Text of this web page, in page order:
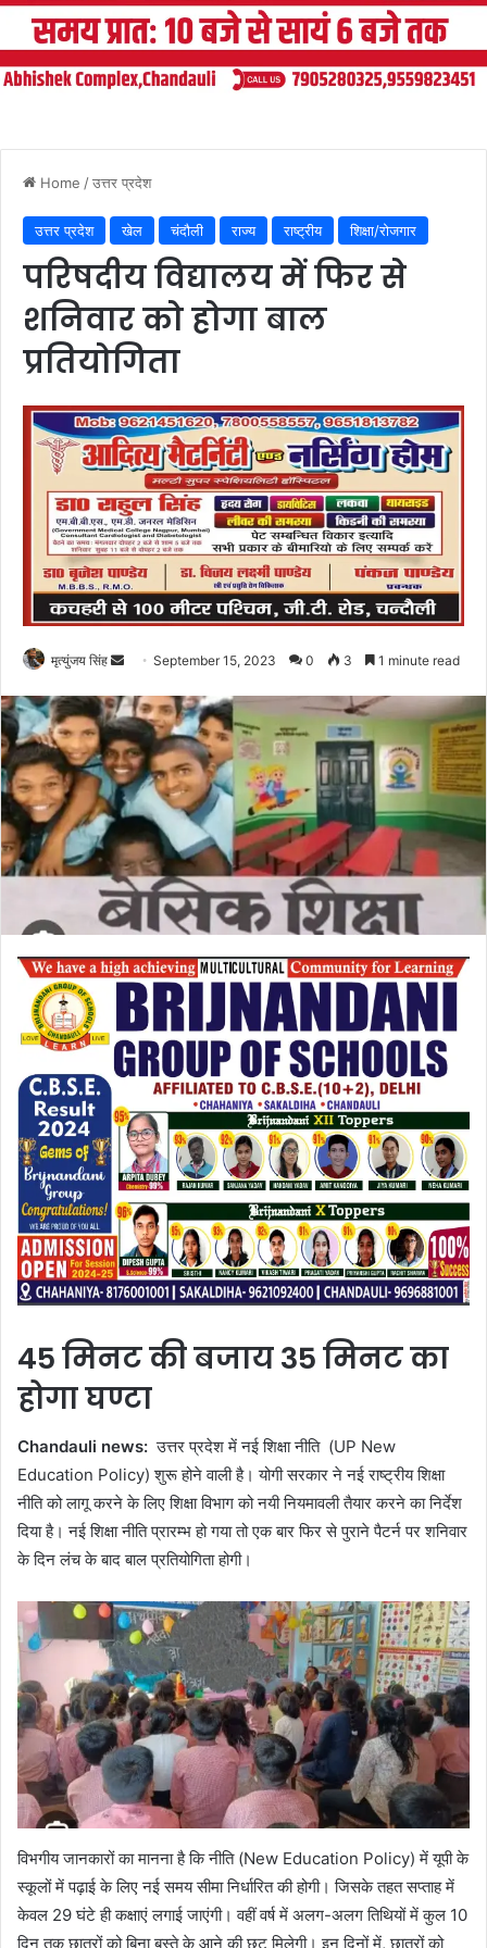
Home /उत्तर प्रदेश
उत्तर प्रदेश खेल चंदौली राज्य राष्ट्रीय शिक्षा/रोजगार
परिषदीय विद्यालय में फिर से
शनिवार को होगा बाल
प्रतियोगिता
मृत्युंजय सिंह
Send
email
September 15, 2023 0 3 1 minute read
45 मिनट की बजाय 35 मिनट का
होगा घण्टा
Chandauli news: उत्तर प्रदेश में नई शिक्षा नीति (UP New
Education Policy) शुरू होने वाली है। योगी सरकार ने नई राष्ट्रीय शिक्षा
नीति को लागू करने के लिए शिक्षा विभाग को नयी नियमावली तैयार करने का निर्देश
दिया है। नई शिक्षा नीति प्रारम्भ हो गया तो एक बार फिर से पुराने पैटर्न पर शनिवार
के दिन लंच के बाद बाल प्रतियोगिता होगी।
विभगीय जानकारों का मानना है कि नीति (New Education Policy) में यूपी के
स्कूलों में पढ़ाई के लिए नई समय सीमा निर्धारित की होगी। जिसके तहत सप्ताह में
केवल 29 घंटे ही कक्षाएं लगाई जाएंगी। वहीं वर्ष में अलग-अलग तिथियों में कुल 10
दिन तक छात्रों को बिना बस्ते के आने की छूट मिलेगी। इन दिनों में, छात्रों को